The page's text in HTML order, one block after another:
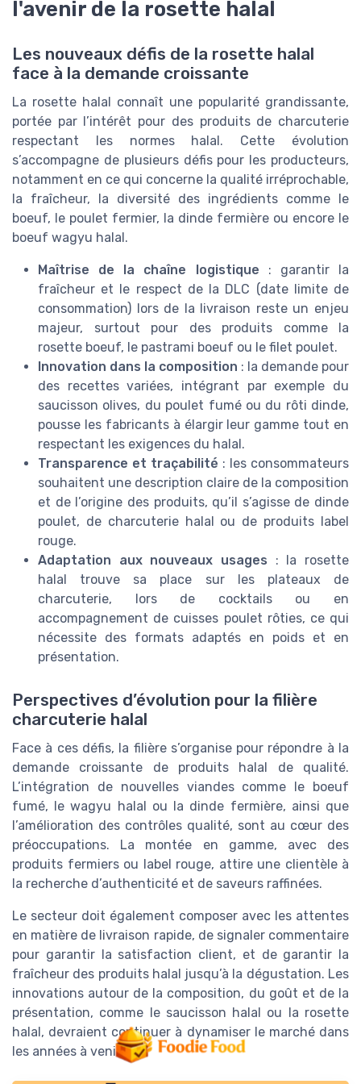
l'avenir de la rosette halal
Les nouveaux défis de la rosette halal
face à la demande croissante
La rosette halal connaît une popularité grandissante,
portée par l’intérêt pour des produits de charcuterie
respectant les normes halal. Cette évolution
s’accompagne de plusieurs défis pour les producteurs,
notamment en ce qui concerne la qualité irréprochable,
la fraîcheur, la diversité des ingrédients comme le
boeuf, le poulet fermier, la dinde fermière ou encore le
boeuf wagyu halal.
Maîtrise de la chaîne logistique : garantir la
fraîcheur et le respect de la DLC (date limite de
consommation) lors de la livraison reste un enjeu
majeur, surtout pour des produits comme la
rosette boeuf, le pastrami boeuf ou le filet poulet.
Innovation dans la composition : la demande pour
des recettes variées, intégrant par exemple du
saucisson olives, du poulet fumé ou du rôti dinde,
pousse les fabricants à élargir leur gamme tout en
respectant les exigences du halal.
Transparence et traçabilité : les consommateurs
souhaitent une description claire de la composition
et de l’origine des produits, qu’il s’agisse de dinde
poulet, de charcuterie halal ou de produits label
rouge.
Adaptation aux nouveaux usages : la rosette
halal trouve sa place sur les plateaux de
charcuterie, lors de cocktails ou en
accompagnement de cuisses poulet rôties, ce qui
nécessite des formats adaptés en poids et en
présentation.
Perspectives d’évolution pour la filière
charcuterie halal
Face à ces défis, la filière s’organise pour répondre à la
demande croissante de produits halal de qualité.
L’intégration de nouvelles viandes comme le boeuf
fumé, le wagyu halal ou la dinde fermière, ainsi que
l’amélioration des contrôles qualité, sont au cœur des
préoccupations. La montée en gamme, avec des
produits fermiers ou label rouge, attire une clientèle à
la recherche d’authenticité et de saveurs raffinées.
Le secteur doit également composer avec les attentes
en matière de livraison rapide, de signaler commentaire
pour garantir la satisfaction client, et de garantir la
fraîcheur des produits halal jusqu’à la dégustation. Les
innovations autour de la composition, du goût et de la
présentation, comme le saucisson halal ou la rosette
halal, devraient continuer à dynamiser le marché dans
les années à venir.